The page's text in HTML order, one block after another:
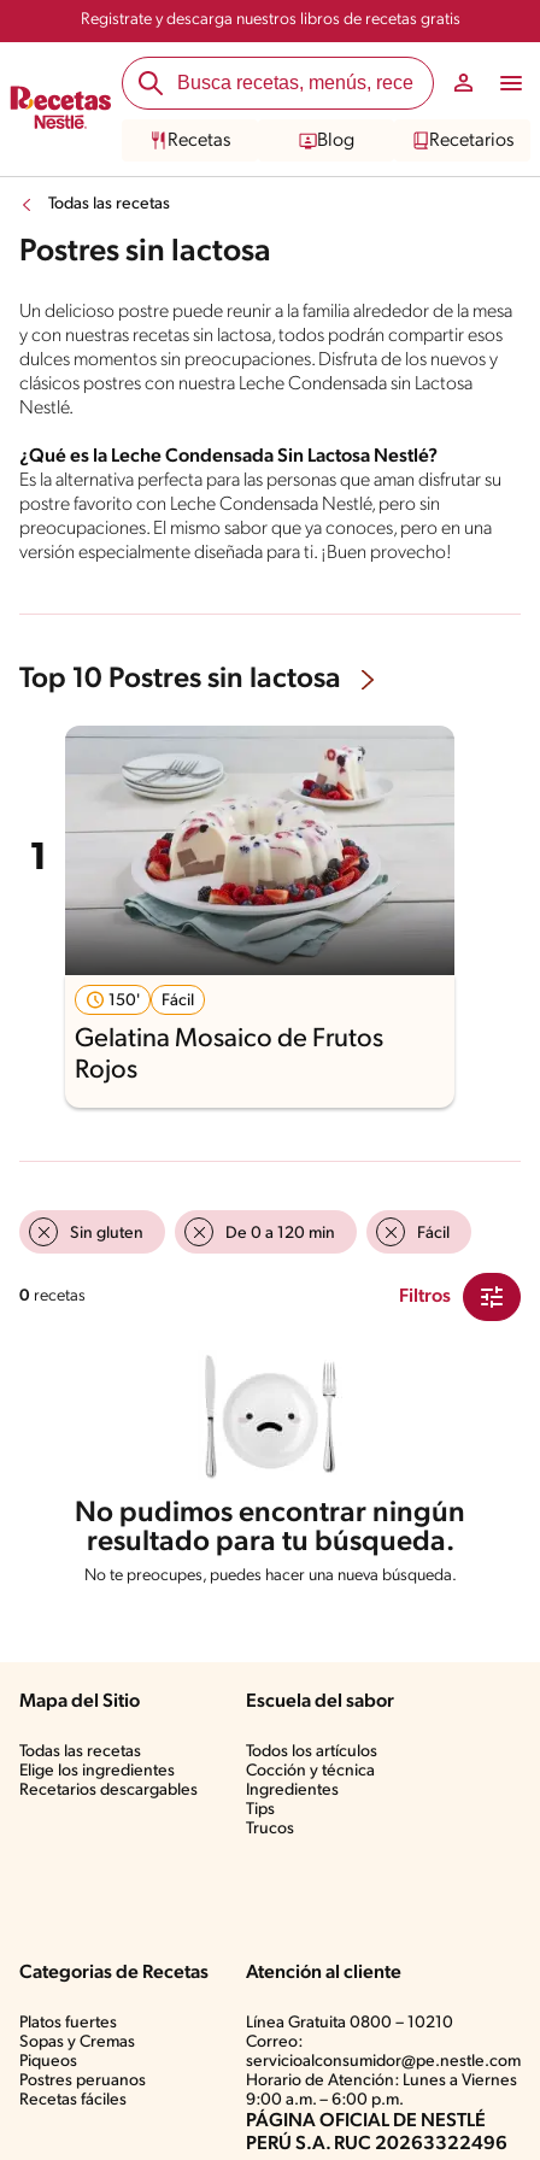
Registrate y descarga nuestros libros de recetas gratis
Recetas Blog Recetarios
Todas las recetas
Postres sin lactosa
Un delicioso postre puede reunir a la familia alrededor de la mesa
y con nuestras recetas sin lactosa, todos podrán compartir esos
dulces momentos sin preocupaciones. Disfruta de los nuevos y
clásicos postres con nuestra Leche Condensada sin Lactosa
Nestlé.
¿Qué es la Leche Condensada Sin Lactosa Nestlé?
Es la alternativa perfecta para las personas que aman disfrutar su
postre favorito con Leche Condensada Nestlé, pero sin
preocupaciones. El mismo sabor que ya conoces, pero en una
versión especialmente diseñada para ti. ¡Buen provecho!
Top 10 Postres sin lactosa
150' Fácil
Gelatina Mosaico de Frutos
Rojos
Sin gluten De 0 a 120 min Fácil
0 recetas Filtros
No pudimos encontrar ningún
resultado para tu búsqueda.
No te preocupes, puedes hacer una nueva búsqueda.
Mapa del Sitio
Todas las recetas
Elige los ingredientes
Recetarios descargables
Escuela del sabor
Todos los artículos
Cocción y técnica
Ingredientes
Tips
Trucos
Categorias de Recetas
Platos fuertes
Sopas y Cremas
Piqueos
Postres peruanos
Recetas fáciles
Atención al cliente
Línea Gratuita 0800 – 10210
Correo:
servicioalconsumidor@pe.nestle.com
Horario de Atención: Lunes a Viernes
9:00 a.m. – 6:00 p.m.
PÁGINA OFICIAL DE NESTLÉ
PERÚ S.A. RUC 20263322496